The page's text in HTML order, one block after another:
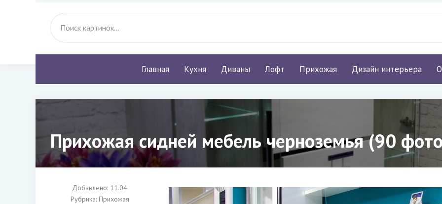
Главная Кухня Диваны Лофт Прихожая Дизайн интерьера
Прихожая сидней мебель черноземья (90
Добавлено: 11.04
Рубрика: Прихожая